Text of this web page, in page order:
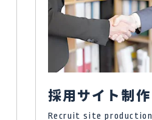
採用サイト制作
Recruit site production